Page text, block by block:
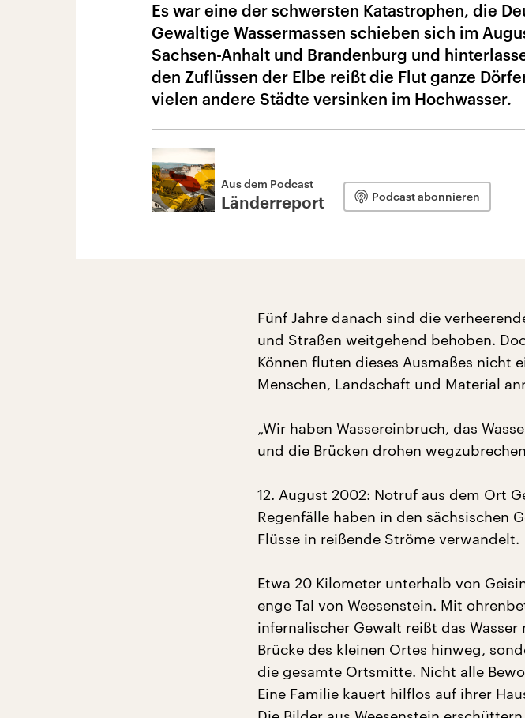
Es war eine der schwersten Katastrophen, die
Gewaltige Wassermassen schieben sich im
Sachsen-Anhalt und Brandenburg und
den Zuflüssen der Elbe reißt die Flut ganze
vielen andere Städte versinken im Hochwasser.
Aus dem Podcast
Länderreport Podcast abonnieren
Fünf Jahre danach sind die
und Straßen weitgehend behoben.
Können fluten dieses Ausmaßes nicht
Menschen, Landschaft und Material
„Wir haben Wassereinbruch, das
und die Brücken drohen
12. August 2002: Notruf aus dem Ort
Regenfälle haben in den sächsischen
Flüsse in reißende Ströme verwandelt.
Etwa 20 Kilometer unterhalb von
enge Tal von Weesenstein. Mit
infernalischer Gewalt reißt das
Brücke des kleinen Ortes hinweg,
die gesamte Ortsmitte. Nicht alle
Eine Familie kauert hilflos auf ihrer